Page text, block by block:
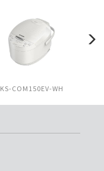
KS-COM150EV-WH